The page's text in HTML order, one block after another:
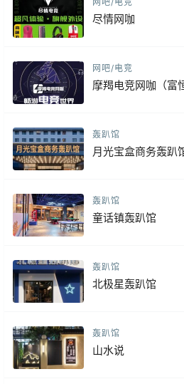
尽情网咖
网吧/电竞
摩羯电竞网咖（富
轰趴馆
月光宝盒商务轰趴
轰趴馆
童话镇轰趴馆
轰趴馆
北极星轰趴馆
轰趴馆
山水说